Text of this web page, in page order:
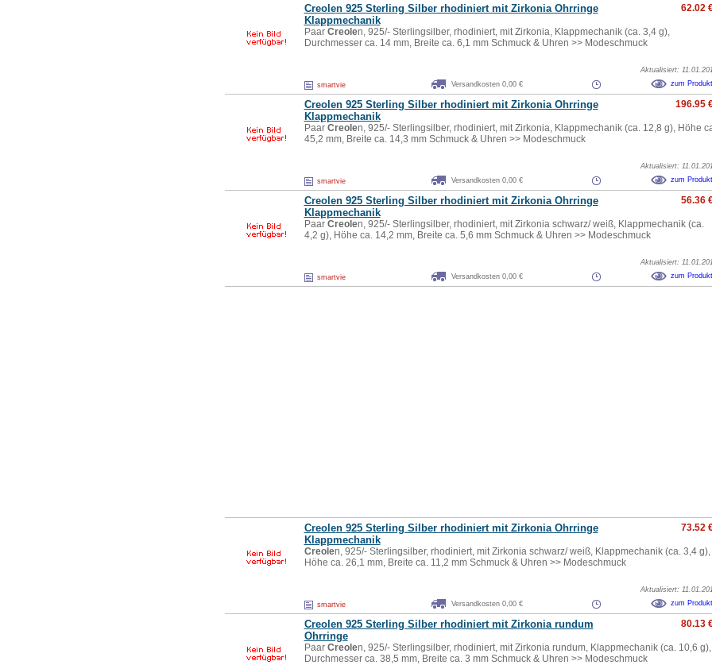
Creolen 925 Sterling Silber rhodiniert mit Zirkonia Ohrringe
Klappmechanik
62.02
Paar Creolen, 925/- Sterlingsilber, rhodiniert, mit Zirkonia, Klappmechanik (ca. 3,4 g),
Durchmesser ca. 14 mm, Breite ca. 6,1 mm Schmuck & Uhren >> Modeschmuck
Aktualisiert:
smartvie
Versandkosten 0,00 € zum Produkt
Creolen 925 Sterling Silber rhodiniert mit Zirkonia Ohrringe
Klappmechanik
196.95
Paar Creolen, 925/- Sterlingsilber, rhodiniert, mit Zirkonia, Klappmechanik (ca. 12,8 g), Höhe
45,2 mm, Breite ca. 14,3 mm Schmuck & Uhren >> Modeschmuck
Aktualisiert:
smartvie
Versandkosten 0,00 € zum Produkt
Creolen 925 Sterling Silber rhodiniert mit Zirkonia Ohrringe
Klappmechanik
56.36
Paar Creolen, 925/- Sterlingsilber, rhodiniert, mit Zirkonia schwarz/ weiß, Klappmechanik (ca.
4,2 g), Höhe ca. 14,2 mm, Breite ca. 5,6 mm Schmuck & Uhren >> Modeschmuck
Aktualisiert:
smartvie
Versandkosten 0,00 € zum Produkt
Creolen 925 Sterling Silber rhodiniert mit Zirkonia Ohrringe
Klappmechanik
73.52
Creolen, 925/- Sterlingsilber, rhodiniert, mit Zirkonia schwarz/ weiß, Klappmechanik (ca. 3,4 g),
Höhe ca. 26,1 mm, Breite ca. 11,2 mm Schmuck & Uhren >> Modeschmuck
Aktualisiert:
smartvie
Versandkosten 0,00 € zum Produkt
Creolen 925 Sterling Silber rhodiniert mit Zirkonia rundum
Ohrringe
80.13
Paar Creolen, 925/- Sterlingsilber, rhodiniert, mit Zirkonia rundum, Klappmechanik (ca. 10,6 g),
Durchmesser ca. 38,5 mm, Breite ca. 3 mm Schmuck & Uhren >> Modeschmuck